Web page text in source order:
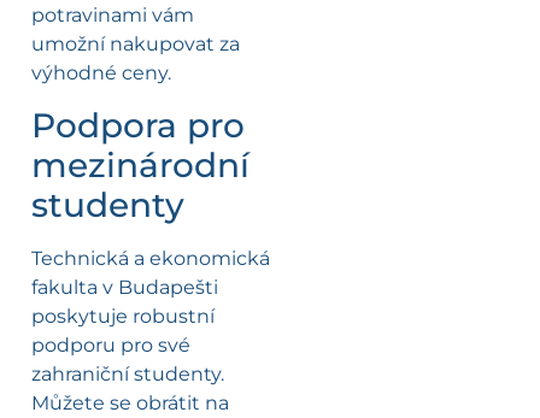
potravinami vám
umožní nakupovat za
výhodné ceny.
Podpora pro
mezinárodní
studenty
Technická a ekonomická
fakulta v Budapešti
poskytuje robustní
podporu pro své
zahraniční studenty.
Můžete se obrátit na